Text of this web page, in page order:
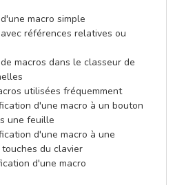
macro simple
références relatives ou
macros dans le classeur de
utilisées fréquemment
d'une macro à un bouton
une feuille
d'une macro à une
du clavier
d'une macro